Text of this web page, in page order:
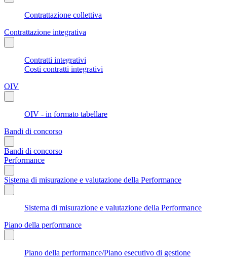
Contrattazione collettiva
Contrattazione integrativa
Contratti integrativi
Costi contratti integrativi
OIV
OIV - in formato tabellare
Bandi di concorso
Bandi di concorso
Performance
Sistema di misurazione e valutazione della Performance
Sistema di misurazione e valutazione della Performance
Piano della performance
Piano della performance/Piano esecutivo di gestione